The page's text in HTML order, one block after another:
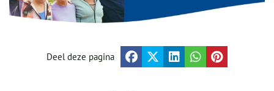
Deel deze pagina